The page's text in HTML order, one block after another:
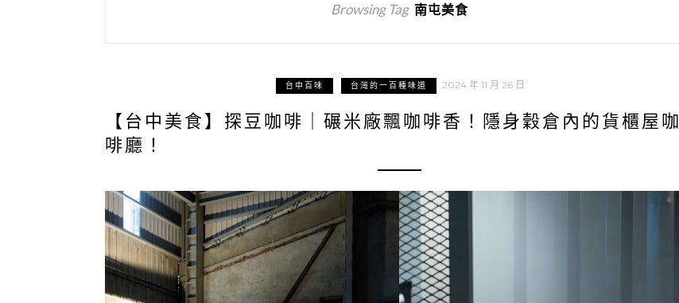
Browsing Tag 南屯美食
台中百味 台灣的一百種味道 2024 年 11 月 26 日
【台中美食】探豆咖啡｜碾米廠飄咖啡香！隱身穀倉內的貨櫃屋咖
啡廳！